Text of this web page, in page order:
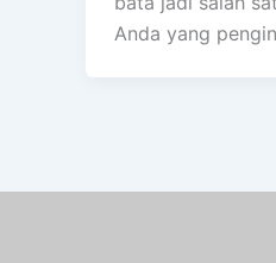
Anda yang